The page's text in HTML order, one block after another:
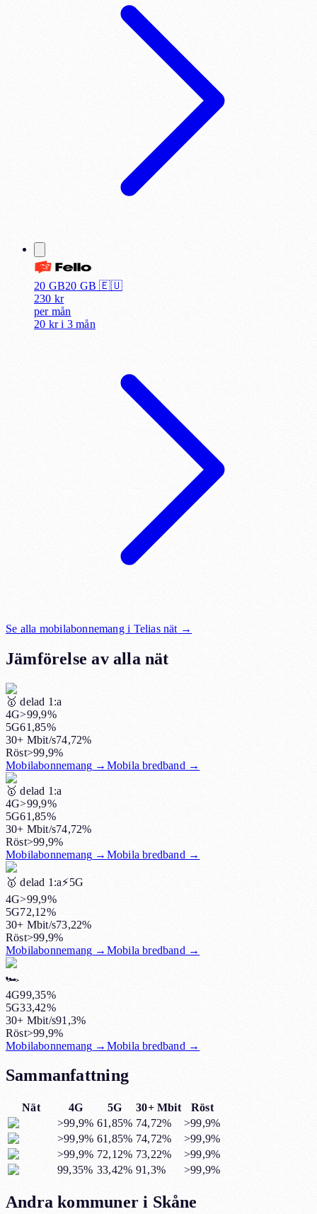
20 GB20 GB 🇪🇺
230 kr
per mån
20 kr i 3 mån
Se alla mobilabonnemang i Telias nät →
Jämförelse av alla nät
🥇 delad 1:a
4G>99,9%
5G61,85%
30+ Mbit/s74,72%
Röst>99,9%
Mobilabonnemang → Mobila bredband →
🥇 delad 1:a
4G>99,9%
5G61,85%
30+ Mbit/s74,72%
Röst>99,9%
Mobilabonnemang → Mobila bredband →
🥇 delad 1:a⚡️5G
4G>99,9%
5G72,12%
30+ Mbit/s73,22%
Röst>99,9%
Mobilabonnemang → Mobila bredband →
🏎️
4G99,35%
5G33,42%
30+ Mbit/s91,3%
Röst>99,9%
Mobilabonnemang → Mobila bredband →
Sammanfattning
Nät 4G 5G 30+ Mbit
Röst
>99,9% 61,85% 74,72%
>99,9%
>99,9% 61,85% 74,72%
>99,9%
>99,9% 72,12% 73,22%
>99,9%
99,35% 33,42% 91,3% >99,9%
Andra kommuner i Skåne